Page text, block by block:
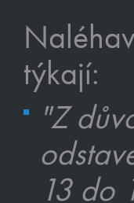
týkají:
"Z
13 do